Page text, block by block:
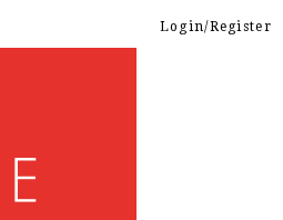
Login/Register